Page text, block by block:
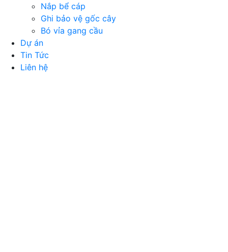
Nắp bể cáp
Ghi bảo vệ gốc cây
Bó vỉa gang cầu
Dự án
Tin Tức
Liên hệ